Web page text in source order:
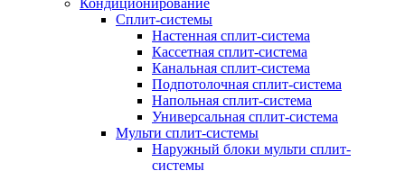
Кондиционирование
Сплит-системы
Настенная сплит-система
Кассетная сплит-система
Канальная сплит-система
Подпотолочная сплит-система
Напольная сплит-система
Универсальная сплит-система
Мульти сплит-системы
Наружный блоки мульти сплит-
системы